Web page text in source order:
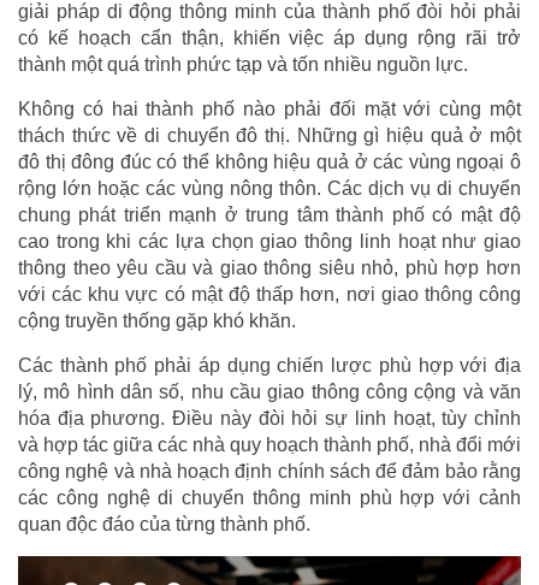
giải pháp di động thông minh của thành phố đòi hỏi phải
có kế hoạch cẩn thận, khiến việc áp dụng rộng rãi trở
thành một quá trình phức tạp và tốn nhiều nguồn lực.
Không có hai thành phố nào phải đối mặt với cùng một
thách thức về di chuyển đô thị. Những gì hiệu quả ở một
đô thị đông đúc có thể không hiệu quả ở các vùng ngoại ô
rộng lớn hoặc các vùng nông thôn. Các dịch vụ di chuyển
chung phát triển mạnh ở trung tâm thành phố có mật độ
cao trong khi các lựa chọn giao thông linh hoạt như giao
thông theo yêu cầu và giao thông siêu nhỏ, phù hợp hơn
với các khu vực có mật độ thấp hơn, nơi giao thông công
cộng truyền thống gặp khó khăn.
Các thành phố phải áp dụng chiến lược phù hợp với địa
lý, mô hình dân số, nhu cầu giao thông công cộng và văn
hóa địa phương. Điều này đòi hỏi sự linh hoạt, tùy chỉnh
và hợp tác giữa các nhà quy hoạch thành phố, nhà đổi mới
công nghệ và nhà hoạch định chính sách để đảm bảo rằng
các công nghệ di chuyển thông minh phù hợp với cảnh
quan độc đáo của từng thành phố.